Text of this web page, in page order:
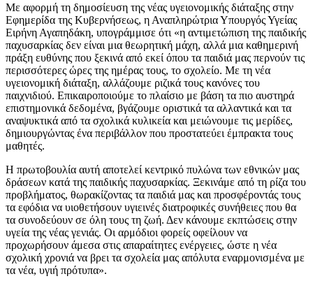
Με αφορμή τη δημοσίευση της νέας υγειονομικής διάταξης στην
Εφημερίδα της Κυβερνήσεως, η Αναπληρώτρια Υπουργός Υγείας
Ειρήνη Αγαπηδάκη, υπογράμμισε ότι «η αντιμετώπιση της παιδικής
παχυσαρκίας δεν είναι μια θεωρητική μάχη, αλλά μια καθημερινή
πράξη ευθύνης που ξεκινά από εκεί όπου τα παιδιά μας περνούν τις
περισσότερες ώρες της ημέρας τους, το σχολείο. Με τη νέα
υγειονομική διάταξη, αλλάζουμε ριζικά τους κανόνες του
παιχνιδιού. Επικαιροποιούμε το πλαίσιο με βάση τα πιο αυστηρά
επιστημονικά δεδομένα, βγάζουμε οριστικά τα αλλαντικά και τα
αναψυκτικά από τα σχολικά κυλικεία και μειώνουμε τις μερίδες,
δημιουργώντας ένα περιβάλλον που προστατεύει έμπρακτα τους
μαθητές.
Η πρωτοβουλία αυτή αποτελεί κεντρικό πυλώνα των εθνικών μας
δράσεων κατά της παιδικής παχυσαρκίας. Ξεκινάμε από τη ρίζα του
προβλήματος, θωρακίζοντας τα παιδιά μας και προσφέροντάς τους
τα εφόδια να υιοθετήσουν υγιεινές διατροφικές συνήθειες που θα
τα συνοδεύουν σε όλη τους τη ζωή. Δεν κάνουμε εκπτώσεις στην
υγεία της νέας γενιάς. Οι αρμόδιοι φορείς οφείλουν να
προχωρήσουν άμεσα στις απαραίτητες ενέργειες, ώστε η νέα
σχολική χρονιά να βρει τα σχολεία μας απόλυτα εναρμονισμένα με
τα νέα, υγιή πρότυπα».